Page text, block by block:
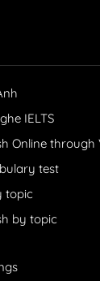
IELTS
Online through
test
topic
by topic